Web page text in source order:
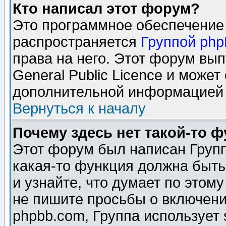
Кто написал этот форум?
Это программное
распространяется Группой
права на него. Этот форум
General Public Licence и может
дополнительной
Вернуться к началу
Почему здесь нет такой-то
Этот форум был написан
какая-то функция должна
и узнайте, что думает по
не пишите просьбы о
phpbb.com, Группа